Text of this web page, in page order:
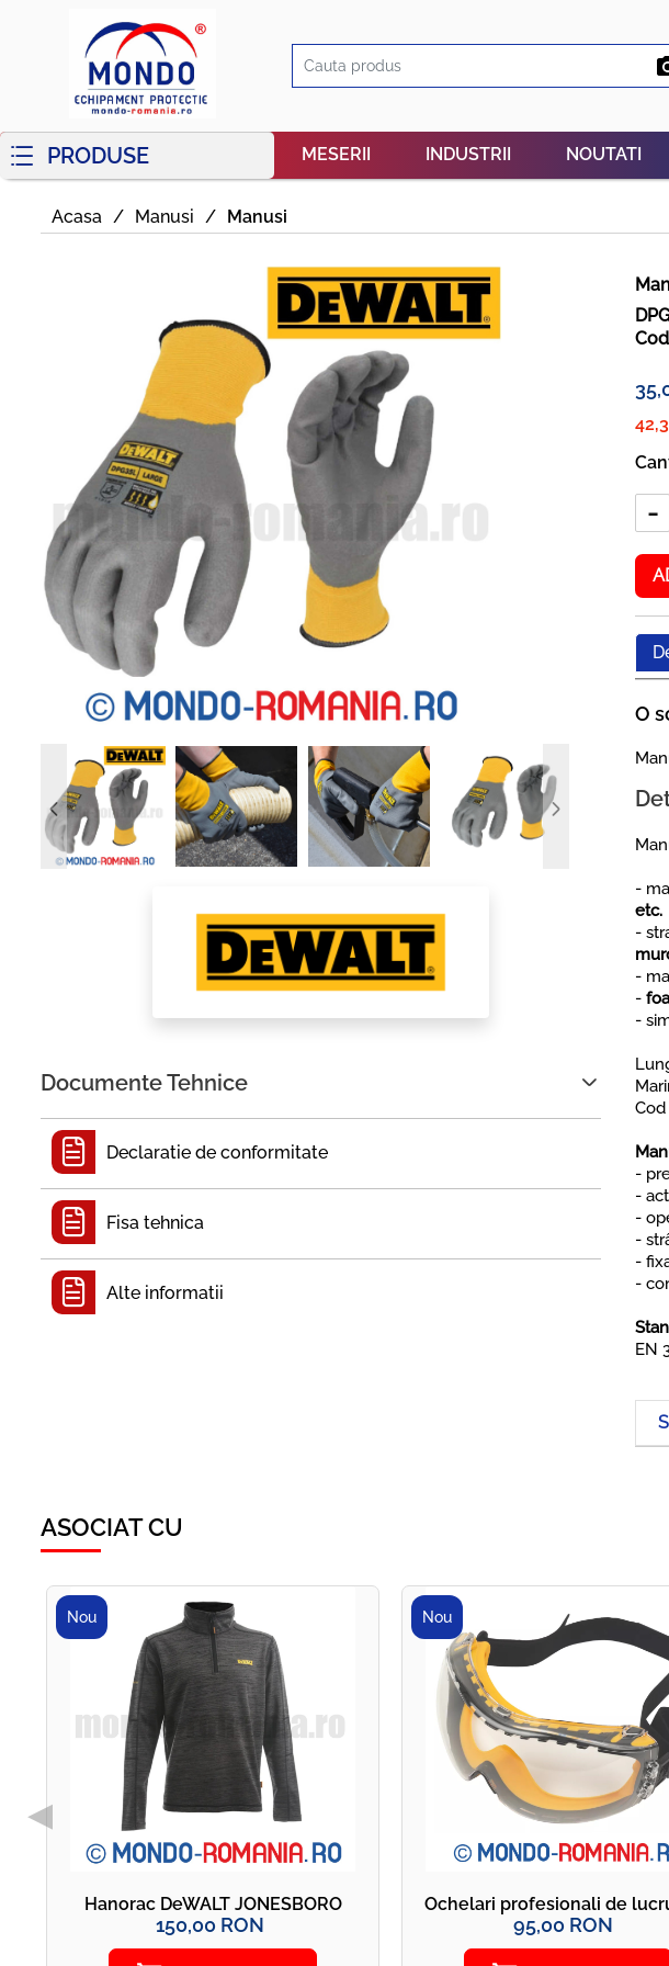
PRODUSE MESERII INDUSTRII NOUTATI
Acasa / Manusi / Manusi
Documente Tehnice
Declaratie de conformitate
Fisa tehnica
Alte informatii
-
O
-
etc.
-
-
-
-
-
-
-
-
-
-
EN
ASOCIAT CU
Nou
Hanorac DeWALT JONESBORO
150,00 RON
Nou
Ochelari profesionali de
95,00 RON
◀